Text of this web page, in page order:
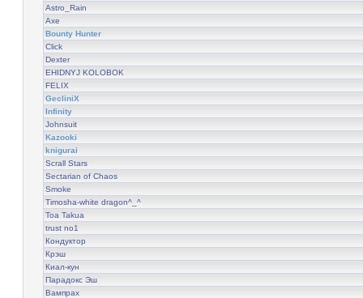
Astro_Rain
Axe
Bounty Hunter
Click
Dexter
EHIDNYJ KOLOBOK
FELIX
GecliniX
Infinity
Johnsuit
Kazooki
knigurai
Scrall Stars
Sectarian of Chaos
Smoke
Timosha-white dragon^_^
Toa Takua
trust no1
Кондуктор
Крэш
Киал-кун
Парадокс Эш
Вампрах